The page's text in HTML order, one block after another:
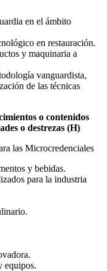
en el ámbito
en restauración.
y maquinaria a
vanguardista,
de las técnicas
o contenidos
o destrezas (H)
las Microcredenciales
y bebidas.
para la industria
equipos.